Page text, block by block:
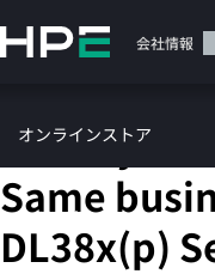
イ
テ
ン
に
サポート 会社情報
オンラインストア
お問い合わせ
HPE 3
Same
DL38x(p)